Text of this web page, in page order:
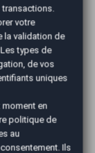
l'annonce,
facture
transactions.
votre
la validation de
types de
de vos
uniques
en
politique de
au
Ils